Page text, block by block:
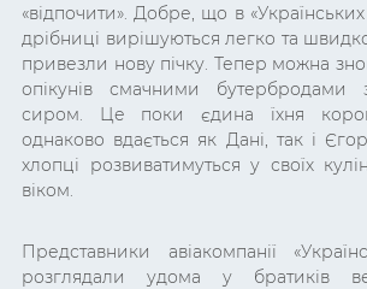
«відпочити». Добре, що в «Українських
дрібниці вирішуються легко та
привезли нову пічку. Тепер можна
опікунів смачними бутербродами
сиром. Це поки єдина їхня
однаково вдається як Дані, так і
хлопці розвиватимуться у своїх
віком.
Представники авіакомпанії
розглядали удома у братиків